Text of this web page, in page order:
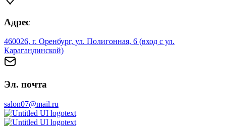
Адрес
460026, г. Оренбург, ул. Полигонная, 6 (вход с ул.
Карагандинской)
Эл. почта
salon07@mail.ru